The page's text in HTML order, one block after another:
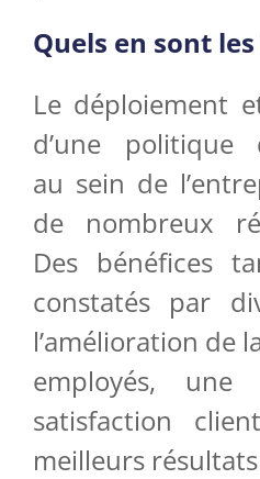
Quels en sont
Le déploiement
d’une politique
au sein de
de nombreux
Des bénéfices
constatés par
l’amélioration de
employés,
satisfaction
meilleurs